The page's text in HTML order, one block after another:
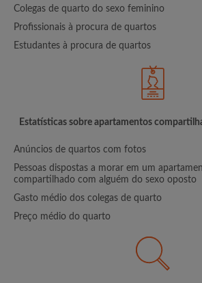
Colegas de quarto do sexo feminino
Profissionais à procura de quartos
Estudantes à procura de quartos
Estatísticas sobre apartamentos
Anúncios de quartos com fotos
Pessoas dispostas a morar em um
compartilhado com alguém do sexo oposto
Gasto médio dos colegas de quarto
Preço médio do quarto